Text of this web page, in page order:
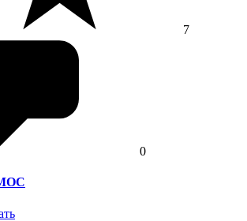
7
0